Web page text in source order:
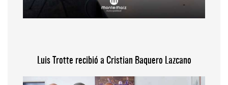
Luis Trotte recibió a Cristian Baquero Lazcano